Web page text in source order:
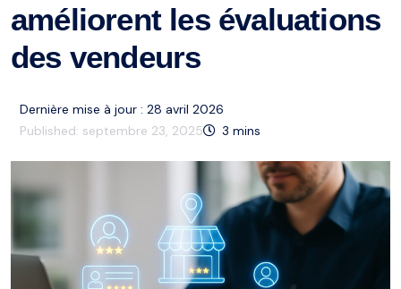
améliorent les évaluations
des vendeurs
Dernière mise à jour : 28 avril 2026
Published: septembre 23, 2025 3 mins